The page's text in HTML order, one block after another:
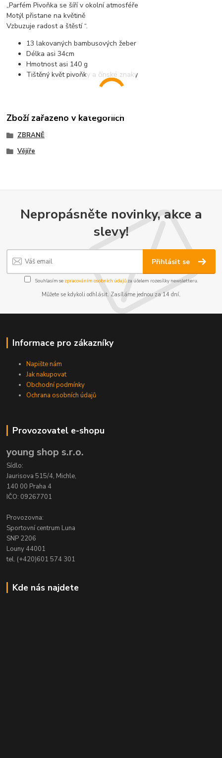
„Parfém Pivoňka se šíří v okolní atmosféře
Motýl přistane na květině
Vzbuzuje radost a štěstí “.
13 lakovaných bambusových žeber
Délka asi 34cm
Hmotnost asi 140 g
Tištěný květ pivoňky a čínské znaky
Zboží zařazeno v kategoriích
ZBRANĚ
Vějíře
Nepropásněte novinky, akce a
slevy!
Přihlásit se
Souhlasím se zpracováním osobních údajůza účelem rozesílky newsletteru.
Můžete se kdykoli odhlásit. Zasíláme jednou za 14 dní.
Informace pro zákazníky
Napište nám
Jak nakupovat
Obchodní podmínky
Ochrana osobních údajů
Provozovatel e-shopu
young shop s.r.o.
Sídlo:
Jaurisova 515/4, Michle,
140 00 Praha 4
IČO: 09267701
Provozovna:
Sportovní centrum Luna
SNP 2206
Louny 44001
tel. (+420)601 574 301
Kde nás najdete